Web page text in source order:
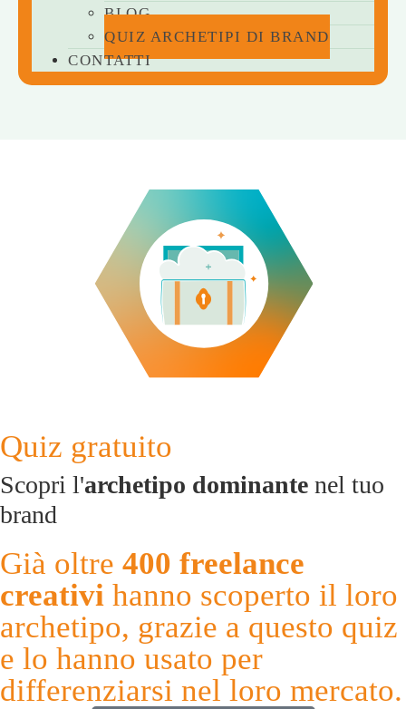
BLOG
QUIZ ARCHETIPI DI BRAND
CONTATTI
Quiz gratuito
Scopri l'archetipo dominante nel tuo
brand
Già oltre 400 freelance
creativi hanno scoperto il loro
archetipo, grazie a questo quiz
e lo hanno usato per
differenziarsi nel loro mercato.